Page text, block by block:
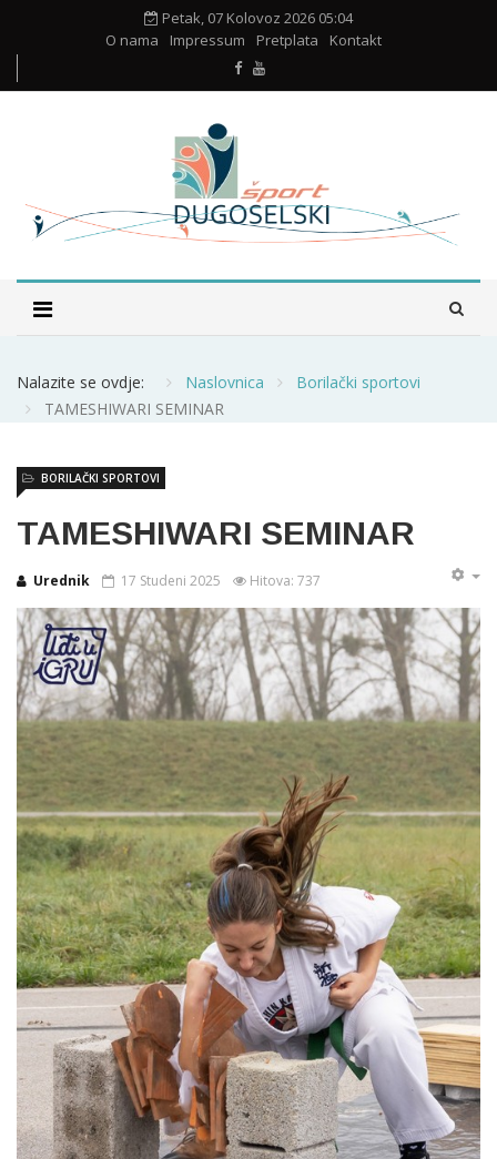
Petak, 07 Kolovoz 2026 05:04
O nama
Impressum Pretplata Kontakt
Nalazite se ovdje: Naslovnica
Borilački sportovi
TAMESHIWARI SEMINAR
TAMESHIWARI SEMINAR
Urednik
BORILAČKI SPORTOVI
17 Studeni 2025 Hitova: 737